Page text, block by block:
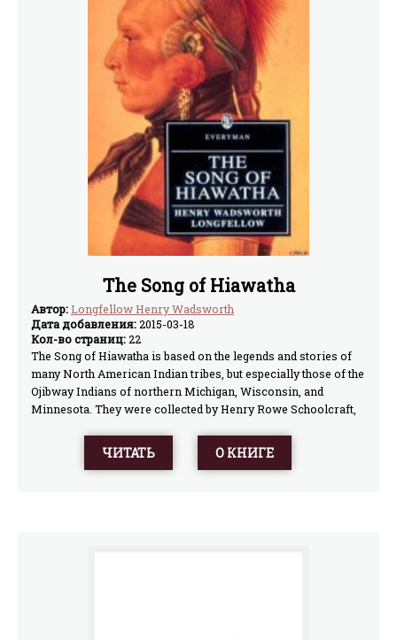
The Song of Hiawatha
Автор:Longfellow Henry Wadsworth
Дата добавления:2015-03-18
Кол-во страниц:22
The Song of Hiawatha is based on the legends and stories of
many North American Indian tribes, but especially those of the
Ojibway Indians of northern Michigan, Wisconsin, and
Minnesota. They were collected by Henry Rowe Schoolcraft,
was superintendent of Indian affairs for Michigan from 1836
to 1841.Schoolcraft married Jane, O-bah-bahm-wawa-ge-zhe-
ЧИТАТЬ О КНИГЕ